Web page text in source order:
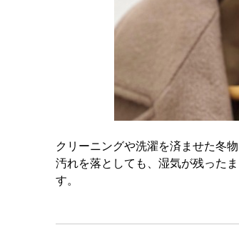
クリーニングや洗濯を済ませた冬
汚れを落としても、湿気が残った
す。